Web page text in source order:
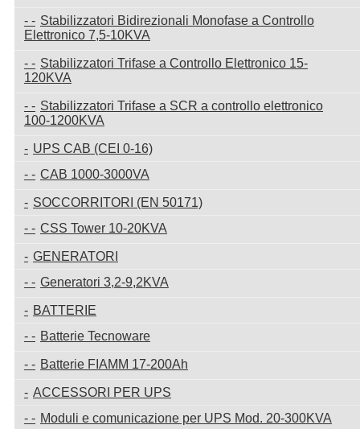
Stabilizzatori Bidirezionali Monofase a Controllo
Elettronico 7,5-10KVA
Stabilizzatori Trifase a Controllo Elettronico 15-
120KVA
Stabilizzatori Trifase a SCR a controllo elettronico
100-1200KVA
UPS CAB (CEI 0-16)
CAB 1000-3000VA
SOCCORRITORI (EN 50171)
CSS Tower 10-20KVA
GENERATORI
Generatori 3,2-9,2KVA
BATTERIE
Batterie Tecnoware
Batterie FIAMM 17-200Ah
ACCESSORI PER UPS
Moduli e comunicazione per UPS Mod. 20-300KVA